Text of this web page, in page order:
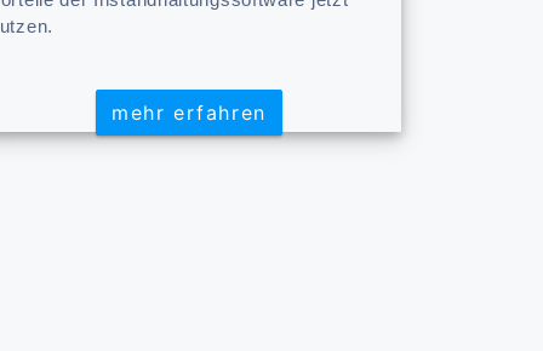
mehr erfahren
mehr erfahren